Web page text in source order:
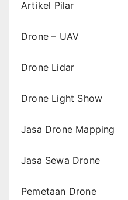
Artikel Pilar
Drone – UAV
Drone Lidar
Drone Light Show
Jasa Drone Mapping
Jasa Sewa Drone
Pemetaan Drone